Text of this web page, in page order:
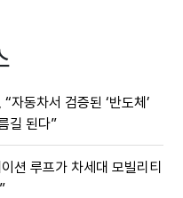
자동차서 검증된 ‘반도체’
길 된다”
션 루프가 차세대 모빌리티